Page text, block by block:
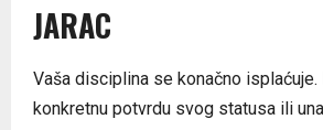
JARAC
Vaša disciplina se konačno
konkretnu potvrdu svog statusa ili